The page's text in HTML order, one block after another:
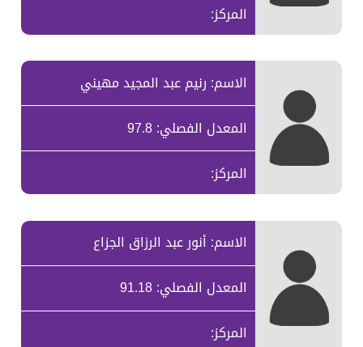
المركز:
الاسم: رنيم عبد المجيد مهيني
المعدل الفصلي: 97.8
المركز:
الاسم: أنور عبد الرزاق الجزاع
المعدل الفصلي: 91.18
المركز: